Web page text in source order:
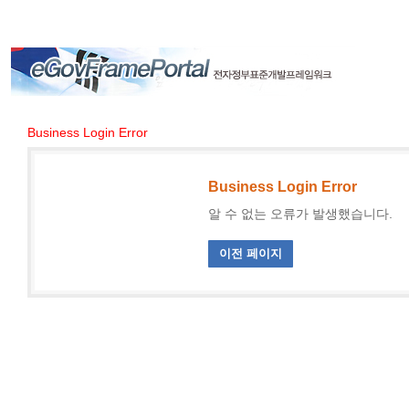
Business Login Error
Business Login Error
알 수 없는 오류가 발생했습니다.
이전 페이지